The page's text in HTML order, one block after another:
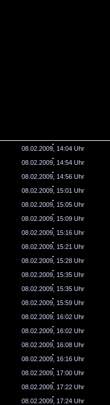
08.02.2009, 14:04 Uhr
08.02.2009, 14:54 Uhr
08.02.2009, 14:56 Uhr
08.02.2009, 15:01 Uhr
08.02.2009, 15:05 Uhr
08.02.2009, 15:09 Uhr
08.02.2009, 15:16 Uhr
08.02.2009, 15:21 Uhr
08.02.2009, 15:28 Uhr
08.02.2009, 15:35 Uhr
08.02.2009, 15:35 Uhr
08.02.2009, 15:59 Uhr
08.02.2009, 16:02 Uhr
08.02.2009, 16:02 Uhr
08.02.2009, 16:08 Uhr
08.02.2009, 16:16 Uhr
08.02.2009, 17:00 Uhr
08.02.2009, 17:22 Uhr
08.02.2009, 17:24 Uhr